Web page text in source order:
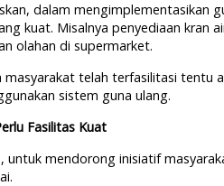
dalam mengimplementasikan
kuat. Misalnya penyediaan kran
olahan di supermarket.
masyarakat telah terfasilitasi tentu
sistem guna ulang.
Fasilitas Kuat
untuk mendorong inisiatif